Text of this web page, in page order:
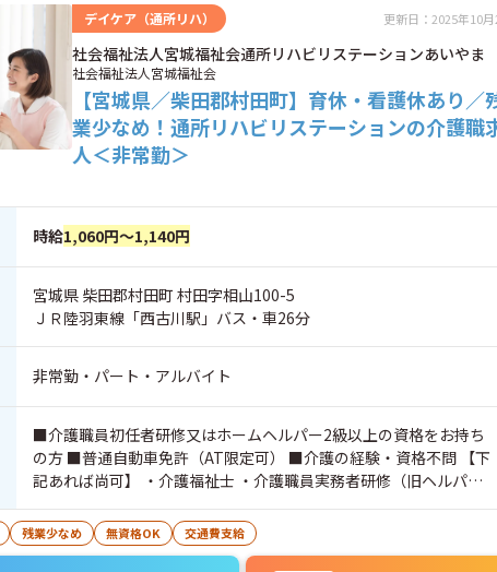
デイケア（通所リハ） 更新日：2025年10月
社会福祉法人宮城福祉会通所リハビリステーションあいやま
社会福祉法人宮城福祉会
【宮城県／柴田郡村田町】育休・看護休あり／
業少なめ！通所リハビリステーションの介護職
人＜非常勤＞
時給1,060円～1,140円
宮城県 柴田郡村田町 村田字相山100-5
ＪＲ陸羽東線「西古川駅」バス・車26分
非常勤・パート・アルバイト
■介護職員初任者研修又はホームヘルパー2級以上の資格をお持ち
の方 ■普通自動車免許（AT限定可） ■介護の経験・資格不問 【下
記あれば尚可】 ・介護福祉士 ・介護職員実務者研修（旧ヘルパー1
級） ・介護職員初任者研修（旧ヘルパー2級）
残業少なめ 無資格OK 交通費支給